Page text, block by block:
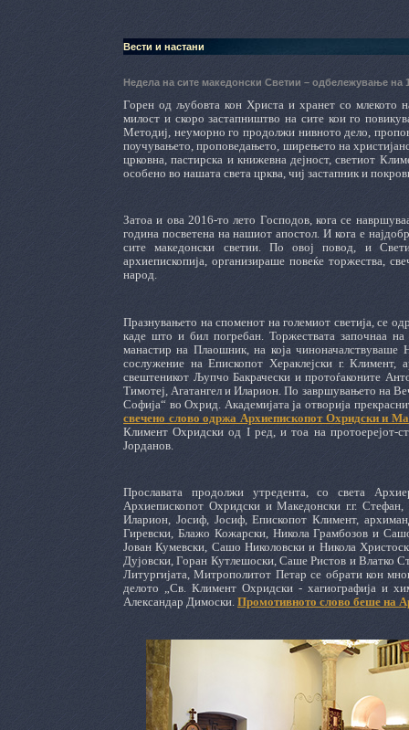
Вести и настани
Недела на сите македонски Светии – одбележување
Горен од љубовта кон Христа и хранет со млекото
милост и скоро застапништво на сите кои го
Методиј, неуморно го продолжи нивното дело,
поучувањето, проповедањето, ширењето на
црковна, пастирска и книжевна дејност, светиот
особено во нашата света црква, чиј застапник и
Затоа и ова 2016-то лето Господов, кога се
година посветена на нашиот апостол. И кога е
сите македонски светии. По овој повод, и
архиепископија, организираше повеќе торжества,
народ.
Празнувањето на споменот на големиот светија, се
каде што и бил погребан. Торжествата започнаа
манастир на Плаошник, на која
сослужение на Епископот Хераклејски г.
свештеникот Љупчо Бакрачески и протоѓаконите
Тимотеј, Агатангел и Иларион. По завршувањето на
Софија“ во Охрид. Академијата ја отворија
свечено слово одржа Архиепископот Охридски и
Климент Охридски од I ред, и тоа на протоерејот-
Јорданов.
Прославата продолжи утредента, со света
Архиепископот Охридски и Македонски г.г.
Иларион, Јосиф, Јосиф, Епископот Климент,
Гиревски, Блажо Кожарски, Никола Грамбозов и
Јован Кумевски, Сашо Николовски и Никола
Дујовски, Горан Кутлешоски, Саше Ристов и Влатко
Литургијата, Митрополитот Петар се обрати кон
делото „Св. Климент Охридски - хагиографија и
Александар Димоски. Промотивното слово беше на